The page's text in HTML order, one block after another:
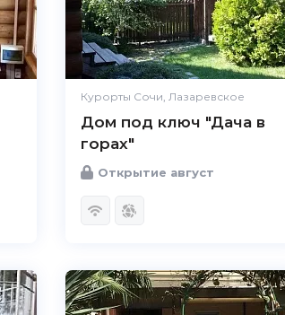
Курорты Сочи, Лазаревское
Дом под ключ "Дача в
горах"
Открытие август